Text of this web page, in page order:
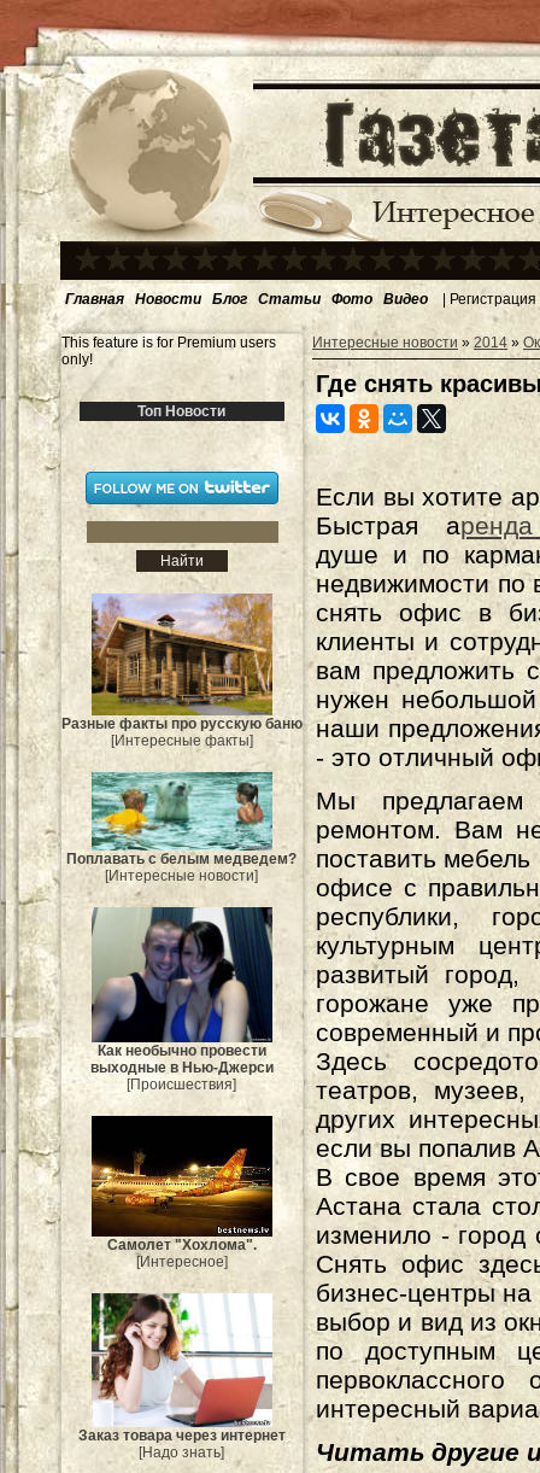
Главная Новости Блог Статьи Фото Видео | Регистрация
This feature is for Premium users
only!
Топ Новости
Разные факты про русскую баню
[Интересные факты]
Поплавать с белым медведем?
[Интересные новости]
Как необычно провести
выходные в Нью-Джерси
[Происшествия]
Самолет "Хохлома".
[Интересное]
Заказ товара через интернет
[Надо знать]
Интересные новости » 2014 »
Где снять
Если вы хотите
Быстрая а
душе и по
недвижимости по
снять офис в
клиенты и
вам предложить
нужен
наши
- это отличный
Мы предлагаем
ремонтом. Вам
поставить
офисе с
республики,
культурным
развитый
горожане уже
современный и
Здесь
театров,
других
если вы попалив
В свое время
Астана стала
изменило - город
Снять офис
бизнес-центры на
выбор и вид из
по доступным
интересный
Читать другие